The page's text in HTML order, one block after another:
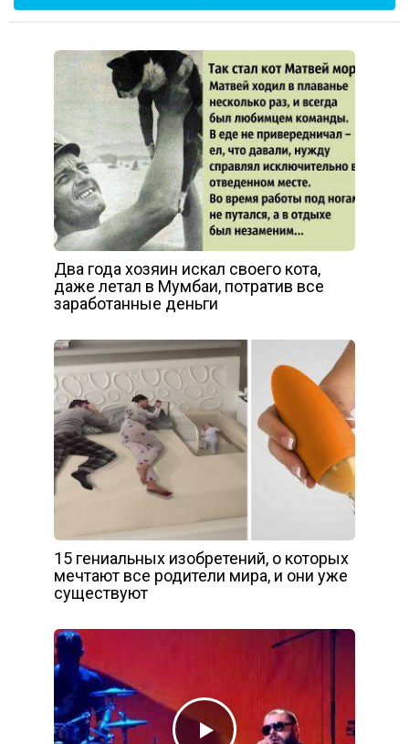
Два года хозяин искал своего кота,
даже летал в Мумбаи, потратив все
заработанные деньги
15 гениальных изобретений, о которых
мечтают все родители мира, и они уже
существуют